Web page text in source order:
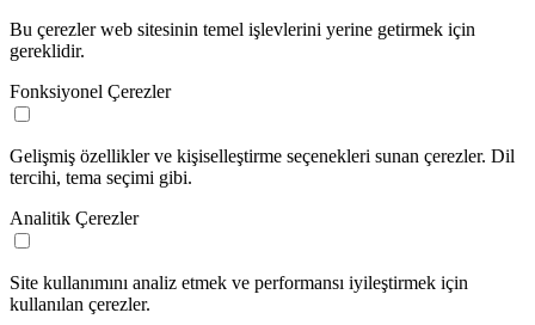
Bu çerezler web sitesinin temel işlevlerini yerine getirmek için
gereklidir.
Fonksiyonel Çerezler
Gelişmiş özellikler ve kişiselleştirme seçenekleri sunan çerezler. Dil
tercihi, tema seçimi gibi.
Analitik Çerezler
Site kullanımını analiz etmek ve performansı iyileştirmek için
kullanılan çerezler.